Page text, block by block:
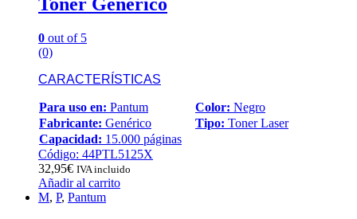
0 out of 5
(0)
CARACTERÍSTICAS
Para uso en: Pantum Color: Negro
Fabricante: Genérico Tipo: Toner Laser
Capacidad: 15.000 páginas
Código: 44PTL5125X
32,95€ IVA incluido
Añadir al carrito
M, P, Pantum